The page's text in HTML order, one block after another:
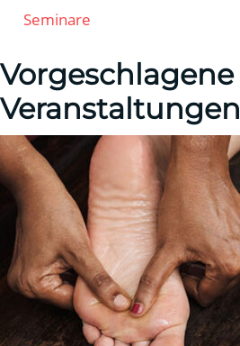
Seminare
Vorgeschlagene
Veranstaltungen